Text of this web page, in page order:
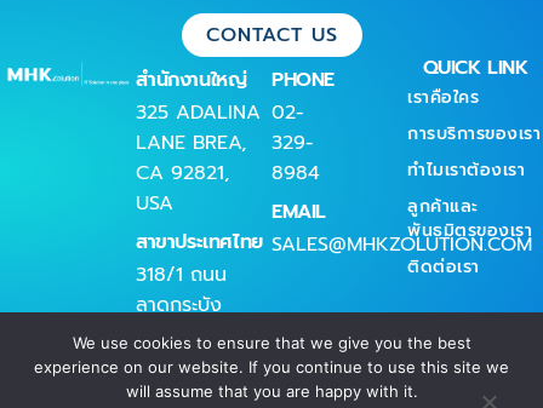
CONTACT US
สำนักงานใหญ่
325 ADALINA
LANE BREA,
CA 92821,
USA
สาขาประเทศไทย
318/1 ถนน
ลาดกระบัง
แขวงลาดกระบัง
เขตลาดกระบัง
กรุงเทพมหานคร
PHONE
02-
329-
8984
EMAIL
SALES@MHKZOLUTION.COM
QUICK LINK
เราคือใคร
การบริการของเรา
ทำไมเราต้องเรา
ลูกค้าและ
พันธมิตรของเรา
ติดต่อเรา
We use cookies to ensure that we give you the best
experience on our website. If you continue to use this site we
will assume that you are happy with it.